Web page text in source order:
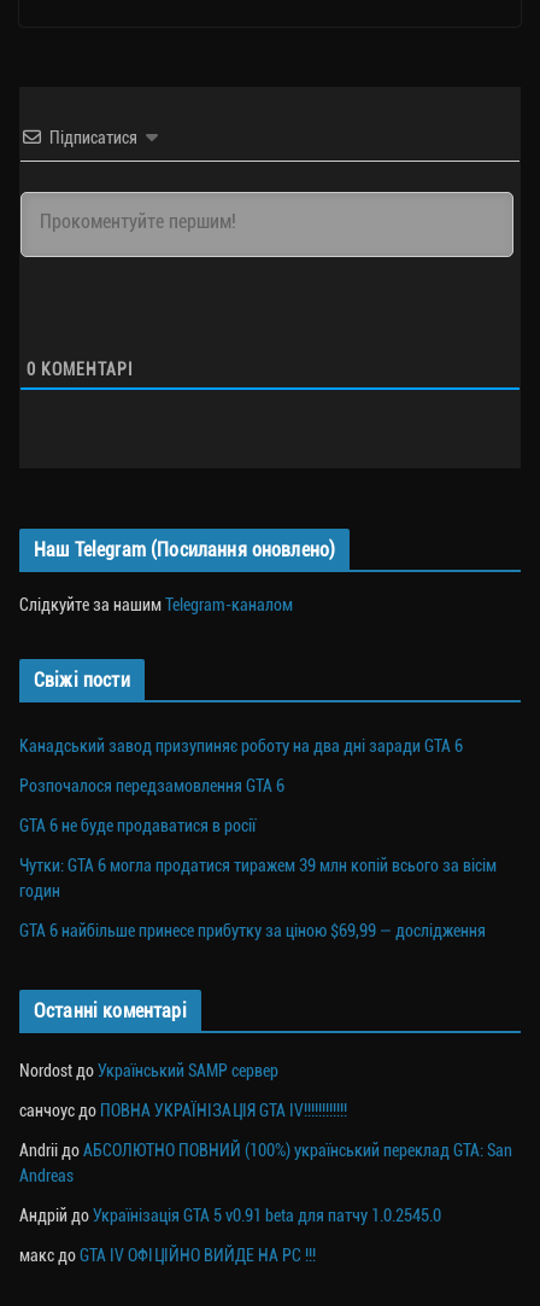
Підписатися
0 КОМЕНТАРІ
Наш Telegram (Посилання оновлено)
Слідкуйте за нашимTelegram-каналом
Свіжі пости
Канадський завод призупиняє роботу на два дні заради GTA 6
Розпочалося передзамовлення GTA 6
GTA 6 не буде продаватися в росії
Чутки: GTA 6 могла продатися тиражем 39 млн копій всього за вісім
годин
GTA 6 найбільше принесе прибутку за ціною $69,99 — дослідження
Останні коментарі
Nordost доУкраїнський SAMP сервер
санчоус до ПОВНА УКРАЇНІЗАЦІЯ GTA IV!!!!!!!!!!!!
Andrii доАБСОЛЮТНО ПОВНИЙ (100%) український переклад GTA: San
Andreas
Андрій доУкраїнізація GTA 5 v0.91 beta для патчу 1.0.2545.0
макс доGTA IV ОФІЦІЙНО ВИЙДЕ НА PC !!!